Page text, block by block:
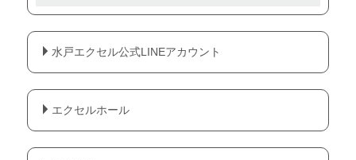
水戸エクセル公式LINEアカウント
エクセルホール